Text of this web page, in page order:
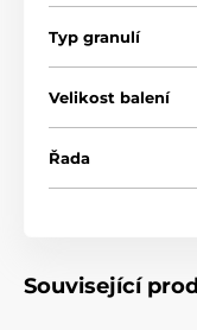
což pomáhá
Typ granulí
Velikost balení
Řada
Související